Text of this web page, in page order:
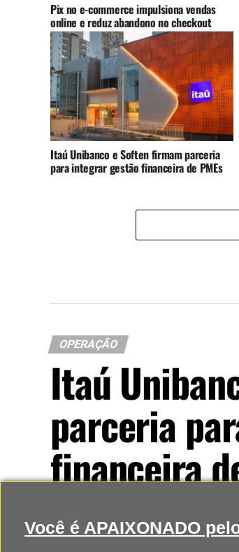
Você é APAIXONADO
Pix no e-commerce impulsiona vendas
online e reduz abandono no checkout
Itaú Unibanco e Soften firmam parceria
para integrar gestão financeira de PMEs
OPERAÇÃO
Itaú
parceria
financeira
Integração entre o ERP da
reduzir retrabalho e facilitar a